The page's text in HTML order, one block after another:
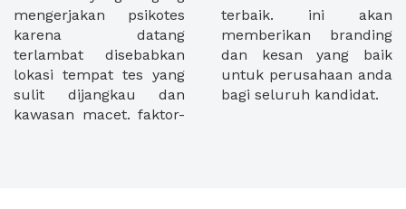
mengerjakan psikotes
karena datang
terlambat disebabkan
lokasi tempat tes yang
sulit dijangkau dan
kawasan macet. faktor-
terbaik. ini akan
memberikan branding
dan kesan yang baik
untuk perusahaan anda
bagi seluruh kandidat.